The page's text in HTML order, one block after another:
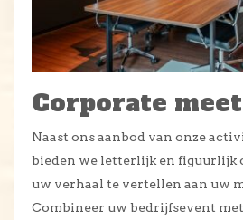
Corporate
Naast ons aanbod van onze
bieden we letterlijk en figuurlijk
uw verhaal te vertellen aan uw
Combineer uw bedrijfsevent